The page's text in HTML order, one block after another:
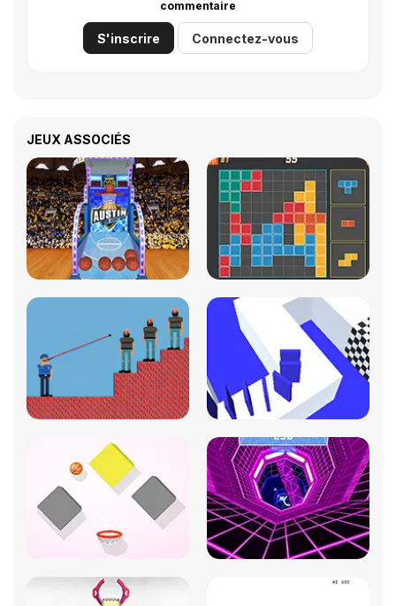
commentaire
S'inscrire Connectez-vous
JEUX ASSOCIÉS